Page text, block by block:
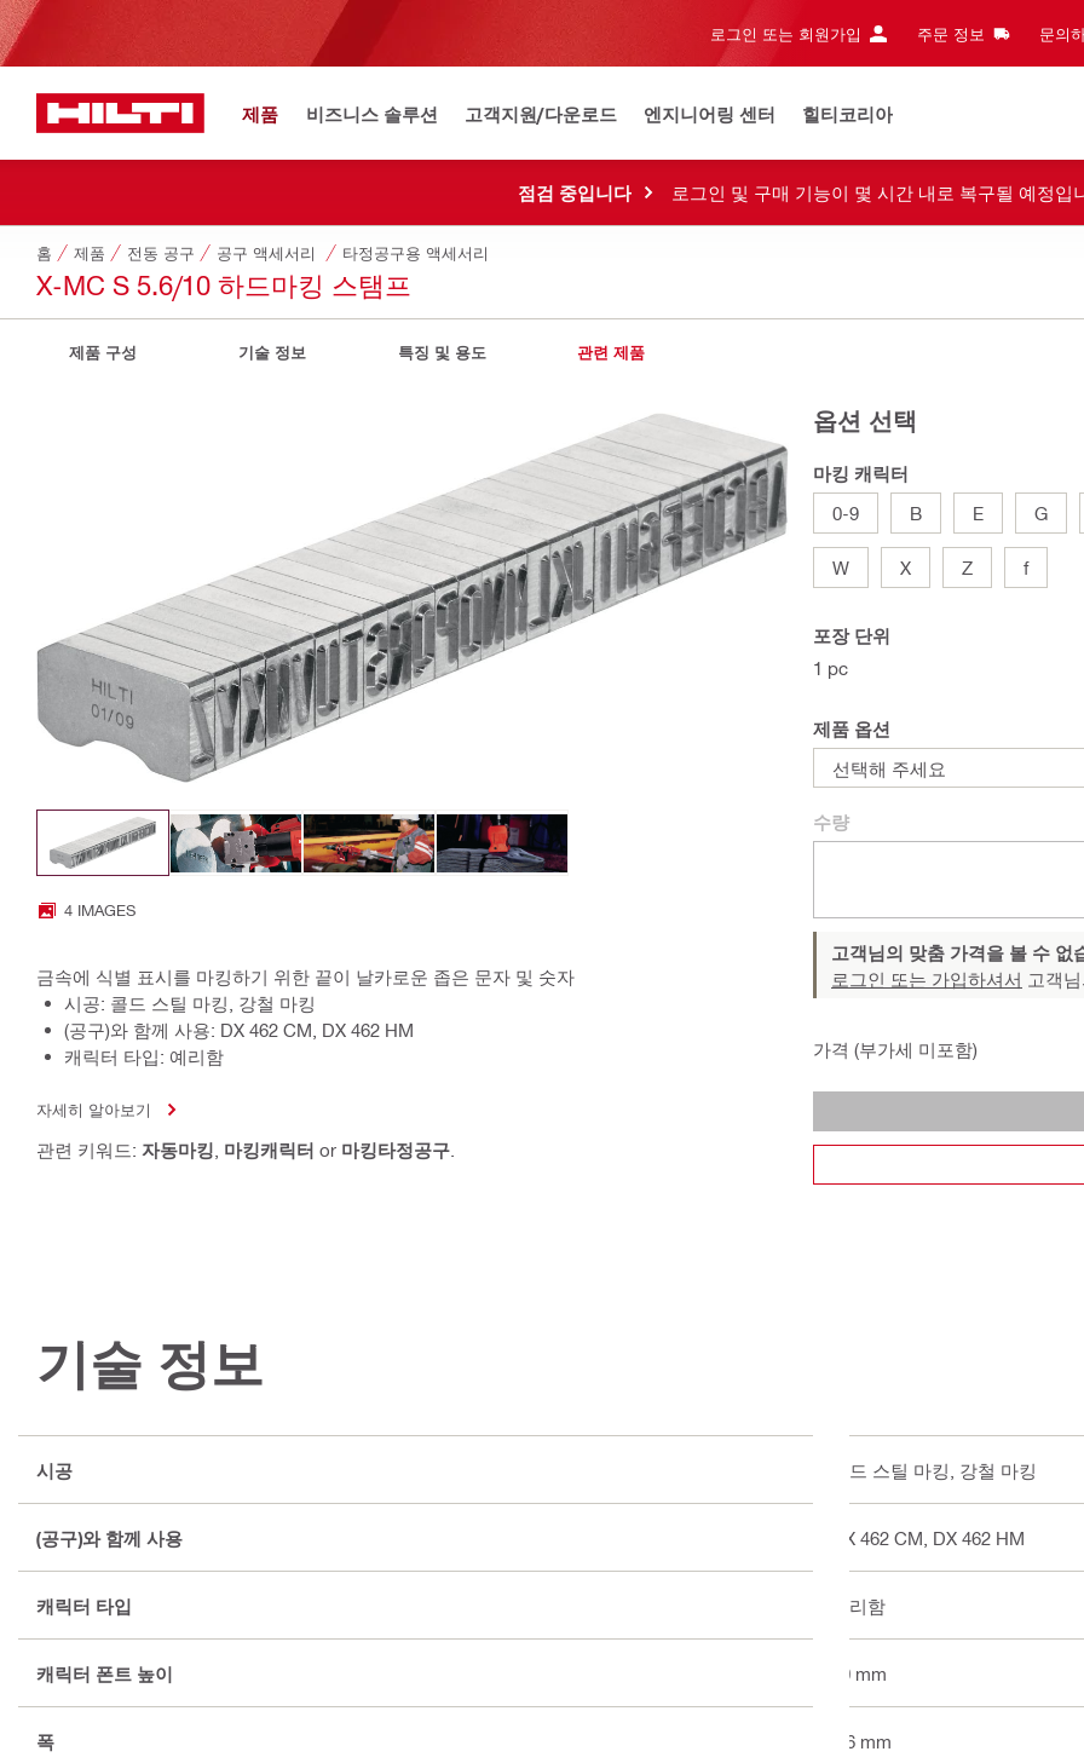
로그인 또는 회원가입 주문 정보 문의
제품 비즈니스 솔루션 고객지원/다운로드 엔지니어링 센터 힐티코리아
점검 중입니다 로그인 및 구매 기능이 몇 시간 내로 복구될 예정입
홈 제품 전동 공구 공구 액세서리 타정공구용 액세서리
X-MC S 5.6/10 하드마킹 스탬프
제품 구성 기술 정보 특징 및 용도 관련 제품
4 IMAGES
금속에 식별 표시를 마킹하기 위한 끝이 날카로운 좁은 문자 및 숫자
시공: 콜드 스틸 마킹, 강철 마킹
(공구)와 함께 사용: DX 462 CM, DX 462 HM
캐릭터 타입: 예리함
자세히 알아보기
관련 키워드: 자동마킹 마킹캐릭터 or 마킹타정공구
옵션 선택
마킹 캐릭터
0-9
B E G
W X Z f
포장 단위
1 pc
제품 옵션
선택해 주세요
수량
고객님의 맞춤 가격을 볼 수 없
로그인 또는 가입하셔서 고객
가격 (부가세 미포함)
기술 정보
시공 콜드 스틸 마킹, 강철 마킹
(공구)와 함께 사용 DX 462 CM, DX 462 HM
캐릭터 타입 예리함
캐릭터 폰트 높이 10 mm
폭 5.6 mm